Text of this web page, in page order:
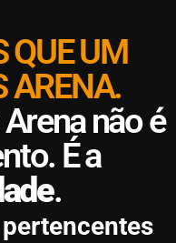
QUE UM
ARENA.
não é
É a
.